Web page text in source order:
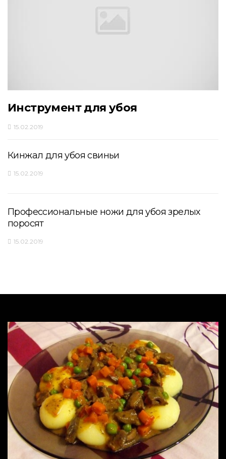
Инструмент для убоя
15.02.2019
Кинжал для убоя свиньи
15.02.2019
Профессиональные ножи для убоя зрелых
поросят
15.02.2019